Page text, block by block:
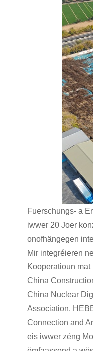
Fuerschungs- a
iwwer 20 Joer
onofhängegen
Mir integréieren
Kooperatioun
China
China Nuclear
Association.
Connection and
eis iwwer zéng